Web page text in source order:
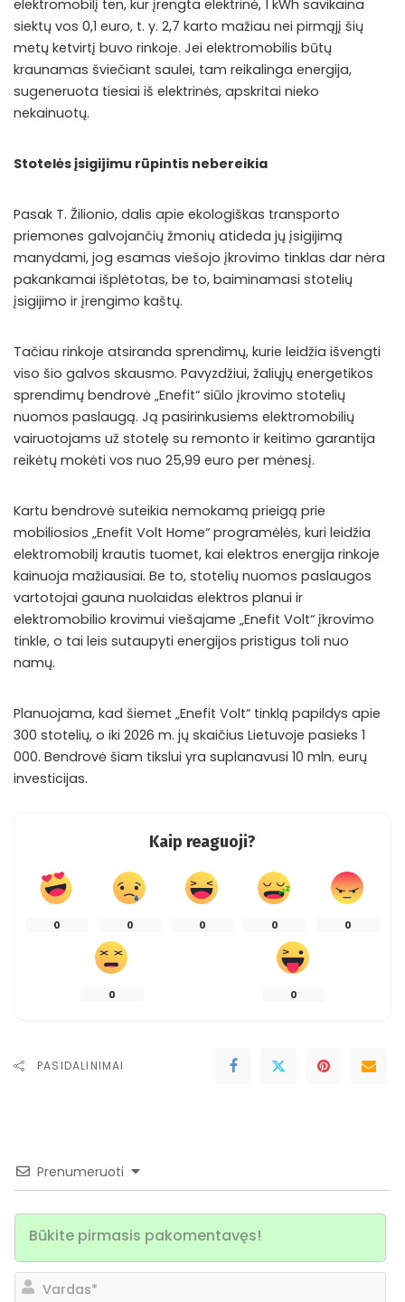
elektromobilį ten, kur įrengta elektrinė, 1 kWh savikaina
siektų vos 0,1 euro, t. y. 2,7 karto mažiau nei pirmąjį šių
metų ketvirtį buvo rinkoje. Jei elektromobilis būtų
kraunamas šviečiant saulei, tam reikalinga energija,
sugeneruota tiesiai iš elektrinės, apskritai nieko
nekainuotų.
Stotelės įsigijimu rūpintis nebereikia
Pasak T. Žilionio, dalis apie ekologiškas transporto
priemones galvojančių žmonių atideda jų įsigijimą
manydami, jog esamas viešojo įkrovimo tinklas dar nėra
pakankamai išplėtotas, be to, baiminamasi stotelių
įsigijimo ir įrengimo kaštų.
Tačiau rinkoje atsiranda sprendimų, kurie leidžia išvengti
viso šio galvos skausmo. Pavyzdžiui, žaliųjų energetikos
sprendimų bendrovė „Enefit“ siūlo įkrovimo stotelių
nuomos paslaugą. Ją pasirinkusiems elektromobilių
vairuotojams už stotelę su remonto ir keitimo garantija
reikėtų mokėti vos nuo 25,99 euro per mėnesį.
Kartu bendrovė suteikia nemokamą prieigą prie
mobiliosios „Enefit Volt Home“ programėlės, kuri leidžia
elektromobilį krautis tuomet, kai elektros energija rinkoje
kainuoja mažiausiai. Be to, stotelių nuomos paslaugos
vartotojai gauna nuolaidas elektros planui ir
elektromobilio krovimui viešajame „Enefit Volt“ įkrovimo
tinkle, o tai leis sutaupyti energijos pristigus toli nuo
namų.
Planuojama, kad šiemet „Enefit Volt“ tinklą papildys apie
300 stotelių, o iki 2026 m. jų skaičius Lietuvoje pasieks 1
000. Bendrovė šiam tikslui yra suplanavusi 10 mln. eurų
investicijas.
Kaip reaguoji?
0 0 0 0 0
0 0
PASIDALINIMAI
Prenumeruoti